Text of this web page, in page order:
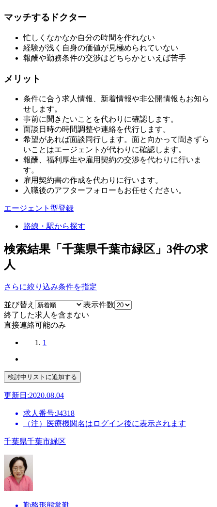
マッチするドクター
忙しくなかなか自分の時間を作れない
経験が浅く自身の価値が見極められていない
報酬や勤務条件の交渉はどちらかといえば苦手
メリット
条件に合う求人情報、新着情報や非公開情報もお知ら
せします。
事前に聞きたいことを代わりに確認します。
面談日時の時間調整や連絡を代行します。
希望があれば面談同行します。面と向かって聞きずら
いことはエージェントが代わりに確認します。
報酬、福利厚生や雇用契約の交渉を代わりに行いま
す。
雇用契約書の作成を代わりに行います。
入職後のアフターフォローもお任せください。
エージェント型登録
路線・駅から探す
検索結果「千葉県千葉市緑区」 3件の求
人
さらに絞り込み条件を指定
並び替え
表示件数
終了した求人を含まない
直接連絡可能のみ
1
更新日:2020.08.04
求人番号:J4318
（注）医療機関名はログイン後に表示されます
千葉県千葉市緑区